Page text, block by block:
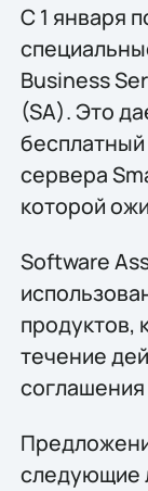
С 1 января
Business
(SA). Это
сервера
которой
Software
продуктов,
течение
следующие